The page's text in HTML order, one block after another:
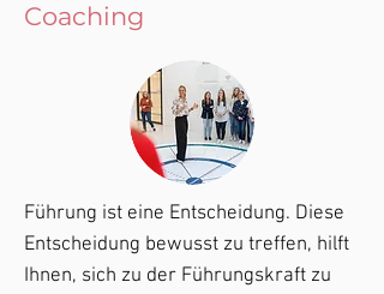
Coaching
Führung ist eine Entscheidung. Diese
Entscheidung bewusst zu treffen, hilft
Ihnen, sich zu der Führungskraft zu